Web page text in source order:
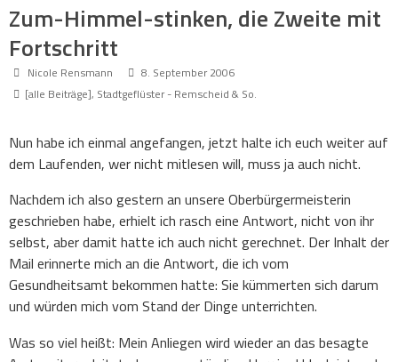
Zum-Himmel-stinken, die Zweite mit
Fortschritt
Nicole Rensmann
8. September 2006
[alle Beiträge], Stadtgeflüster - Remscheid & So.
Nun habe ich einmal angefangen, jetzt halte ich euch weiter auf
dem Laufenden, wer nicht mitlesen will, muss ja auch nicht.
Nachdem ich also gestern an unsere Oberbürgermeisterin
geschrieben habe, erhielt ich rasch eine Antwort, nicht von ihr
selbst, aber damit hatte ich auch nicht gerechnet. Der Inhalt der
Mail erinnerte mich an die Antwort, die ich vom
Gesundheitsamt bekommen hatte: Sie kümmerten sich darum
und würden mich vom Stand der Dinge unterrichten.
Was so viel heißt: Mein Anliegen wird wieder an das besagte